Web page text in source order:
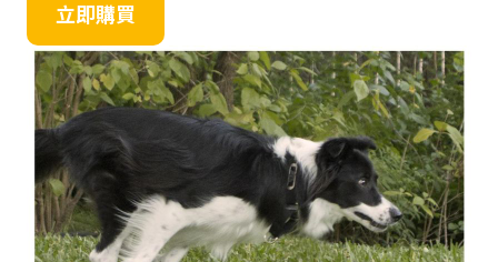
立即購買